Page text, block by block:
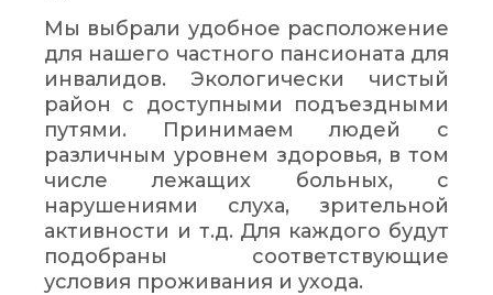
Мы выбрали удобное расположение
для нашего частного пансионата для
инвалидов. Экологически чистый
район с доступными подъездными
путями. Принимаем людей с
различным уровнем здоровья, в том
числе лежащих больных, с
нарушениями слуха, зрительной
активности и т.д. Для каждого будут
подобраны соответствующие
условия проживания и ухода.